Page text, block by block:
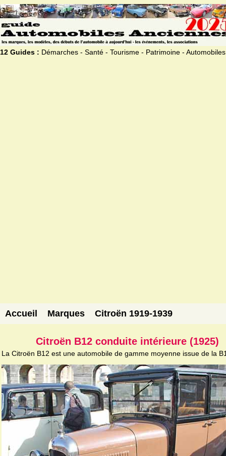
12 Guides : Démarches - Santé - Tourisme - Patrimoine - Automobiles
Accueil Marques Citroën 1919-1939
Citroën B12 conduite intérieure (1925)
La Citroën B12 est une automobile de gamme moyenne issue de la